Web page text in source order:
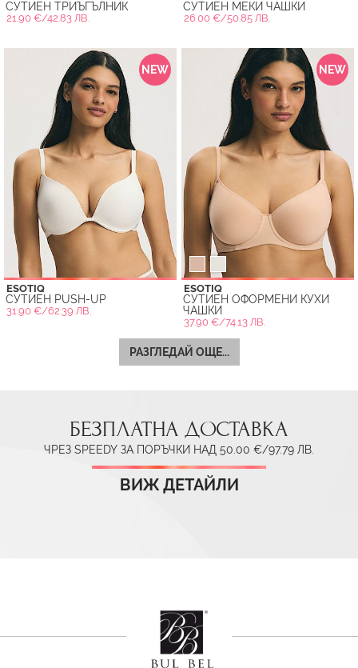
СУТИЕН ТРИЪГЪЛНИК
21.90 €/42.83 ЛВ.
СУТИЕН МЕКИ ЧАШКИ
26.00 €/50.85 ЛВ.
NEW
ESOTIQ
СУТИЕН PUSH-UP
31.90 €/62.39 ЛВ.
NEW
ESOTIQ
СУТИЕН ОФОРМЕНИ КУХИ
ЧАШКИ
37.90 €/74.13 ЛВ.
РАЗГЛЕДАЙ ОЩЕ...
БЕЗПЛАТНА ДОСТАВКА
ЧРЕЗ SPEEDY ЗА ПОРЪЧКИ НАД 50.00 €/97.79 ЛВ.
ВИЖ ДЕТАЙЛИ